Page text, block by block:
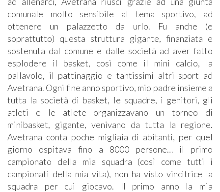
comunale molto sensibile al tema sportivo, ad
ottenere un palazzetto da urlo. Fu anche (e
soprattutto) questa struttura gigante, finanziata e
sostenuta dal comune e dalle società ad aver fatto
esplodere il basket, così come il mini calcio, la
pallavolo, il pattinaggio e tantissimi altri sport ad
Avetrana. Ogni fine anno sportivo, mio padre insieme a
tutta la società di basket, le squadre, i genitori, gli
atleti e le atlete organizzavano un torneo di
minibasket, gigante, venivano da tutta la regione.
Avetrana conta poche migliaia di abitanti, per quel
giorno ospitava fino a 8000 persone… il primo
campionato della mia squadra (così come tutti i
campionati della mia vita), non ha visto vincitrice la
squadra per cui giocavo. Il primo anno la mia